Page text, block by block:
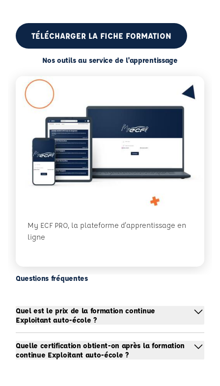
TÉLÉCHARGER LA FICHE FORMATION
Nos outils au service de l'apprentissage
My ECF PRO, la plateforme d'apprentissage en
ligne
Questions fréquentes
Quel est le prix de la formation continue
Exploitant auto-école ?
Quelle certification obtient-on après la formation
continue Exploitant auto-école ?